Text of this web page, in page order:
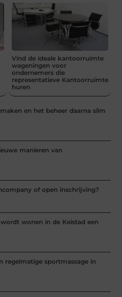
Vind de ideale kantoorruimte
wageningen voor
ondernemers die
representatieve Kantoorruimte
huren
en het beheer daarna slim
manieren van
of open inschrijving?
wonen in de Keistad een
regelmatige sportmassage in